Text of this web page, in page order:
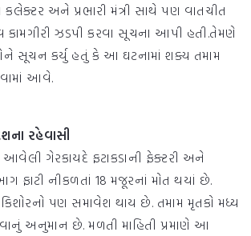
કલેક્ટર અને પ્રભારી મંત્રી સાથે પણ વાતચીત
ઝડપી કરવા સૂચના આપી હતી.તેમણે
સૂચન કર્યુ હતું કે આ ઘટનામાં શક્ય તમામ
આવે.
રહેવાસી
આવેલી ગેરકાયદે ફટાકડાની ફેક્ટરી અને
ફાટી નીકળતાં 18 મજૂરનાં મોત થયાં છે.
કિશોરનો પણ સમાવેશ થાય છે. તમામ મૃતકો મધ્ય
અનુમાન છે. મળતી માહિતી પ્રમાણે આ